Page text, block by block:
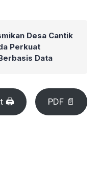
Desa Cantik
Perkuat
Data
🖨 PDF 📄